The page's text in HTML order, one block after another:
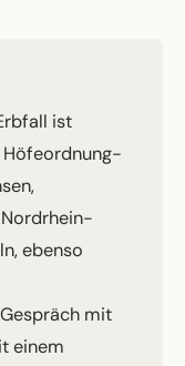
ist
Höfeordnung-
ebenso
mit
einem